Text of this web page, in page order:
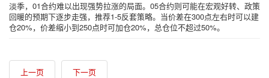
淡季，01合约难以出现强势拉涨的局面。05合约则可能在宏观好转、政策
回暖的预期下逐步走强，推荐1-5反套策略。当价差在300点左右时可以建
仓20%，价差缩小到250点时可加仓20%，总仓位不超过50%。
上一页 下一页